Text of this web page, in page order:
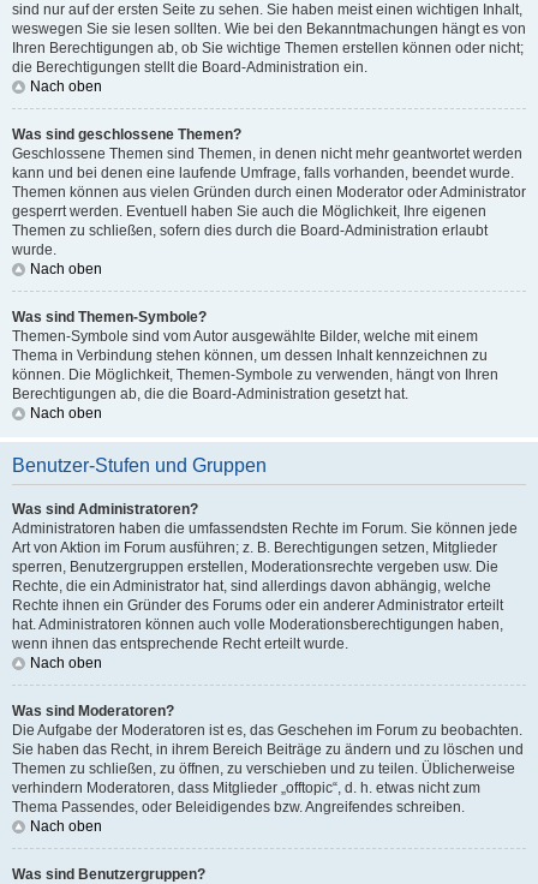
sind nur auf der ersten Seite zu sehen. Sie haben meist einen wichtigen Inhalt,
weswegen Sie sie lesen sollten. Wie bei den Bekanntmachungen hängt es von
Ihren Berechtigungen ab, ob Sie wichtige Themen erstellen können oder nicht;
die Berechtigungen stellt die Board-Administration ein.
Nach oben
Was sind geschlossene Themen?
Geschlossene Themen sind Themen, in denen nicht mehr geantwortet werden
kann und bei denen eine laufende Umfrage, falls vorhanden, beendet wurde.
Themen können aus vielen Gründen durch einen Moderator oder Administrator
gesperrt werden. Eventuell haben Sie auch die Möglichkeit, Ihre eigenen
Themen zu schließen, sofern dies durch die Board-Administration erlaubt
wurde.
Nach oben
Was sind Themen-Symbole?
Themen-Symbole sind vom Autor ausgewählte Bilder, welche mit einem
Thema in Verbindung stehen können, um dessen Inhalt kennzeichnen zu
können. Die Möglichkeit, Themen-Symbole zu verwenden, hängt von Ihren
Berechtigungen ab, die die Board-Administration gesetzt hat.
Nach oben
Benutzer-Stufen und Gruppen
Was sind Administratoren?
Administratoren haben die umfassendsten Rechte im Forum. Sie können jede
Art von Aktion im Forum ausführen; z. B. Berechtigungen setzen, Mitglieder
sperren, Benutzergruppen erstellen, Moderationsrechte vergeben usw. Die
Rechte, die ein Administrator hat, sind allerdings davon abhängig, welche
Rechte ihnen ein Gründer des Forums oder ein anderer Administrator erteilt
hat. Administratoren können auch volle Moderationsberechtigungen haben,
wenn ihnen das entsprechende Recht erteilt wurde.
Nach oben
Was sind Moderatoren?
Die Aufgabe der Moderatoren ist es, das Geschehen im Forum zu beobachten.
Sie haben das Recht, in ihrem Bereich Beiträge zu ändern und zu löschen und
Themen zu schließen, zu öffnen, zu verschieben und zu teilen. Üblicherweise
verhindern Moderatoren, dass Mitglieder „offtopic“, d. h. etwas nicht zum
Thema Passendes, oder Beleidigendes bzw. Angreifendes schreiben.
Nach oben
Was sind Benutzergruppen?